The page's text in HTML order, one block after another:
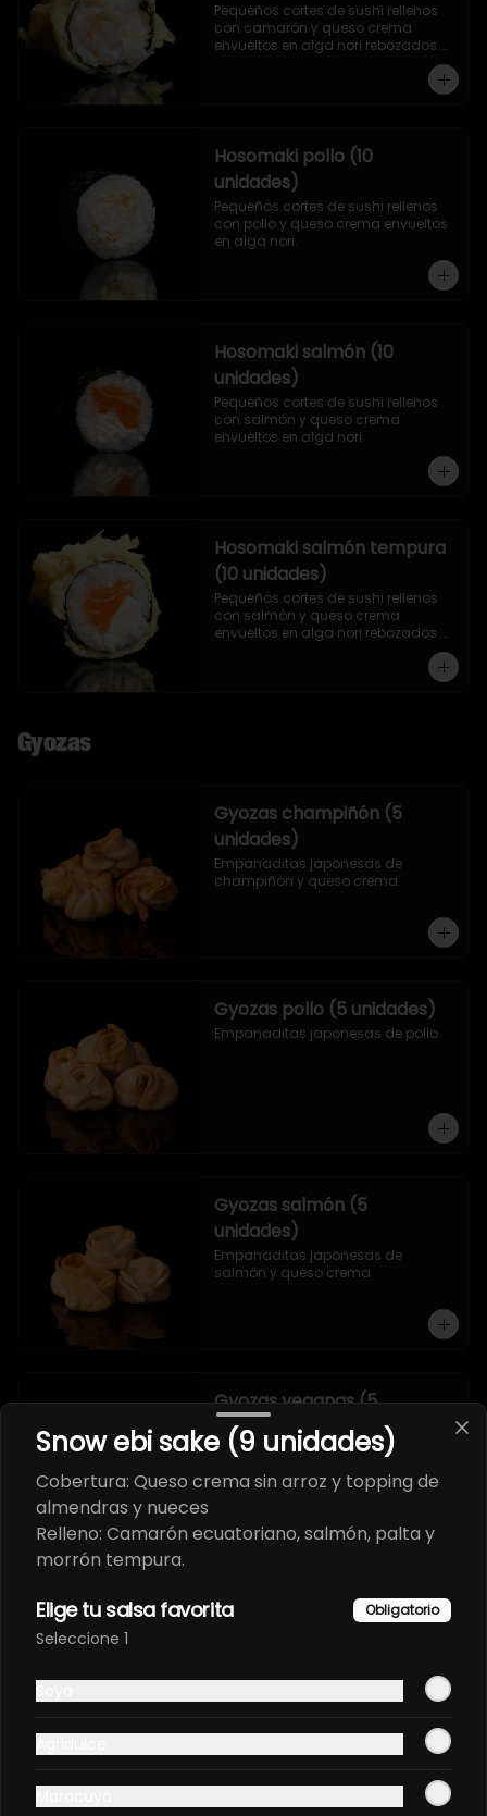
Pequeños cortes de sushi rellenos
con camarón y queso crema
envueltos en alga nori rebozados
Hosomaki pollo (10
unidades)
Pequeños cortes de sushi rellenos
con pollo y queso crema envueltos
en alga nori.
Hosomaki salmón (10
unidades)
Pequeños cortes de sushi rellenos
con salmón y queso crema
envueltos en alga nori.
Hosomaki salmón tempura
(10 unidades)
Pequeños cortes de sushi rellenos
con salmón y queso crema
envueltos en alga nori rebozados
Gyozas
Gyozas champiñón (5
unidades)
Empanaditas japonesas de
champiñón y queso crema.
Gyozas pollo (5 unidades)
Empanaditas japonesas de pollo.
Gyozas salmón (5
unidades)
Empanaditas japonesas de
salmón y queso crema.
Gyozas veganas (5
unidades)
Empanaditas japonesas de
Sashimi
Snow ebi sake (9 unidades)
Cobertura: Queso crema sin arroz y topping de
almendras y nueces
Relleno: Camarón ecuatoriano, salmón, palta y
morrón tempura.
Elige tu salsa favorita Obligatorio
Seleccione 1